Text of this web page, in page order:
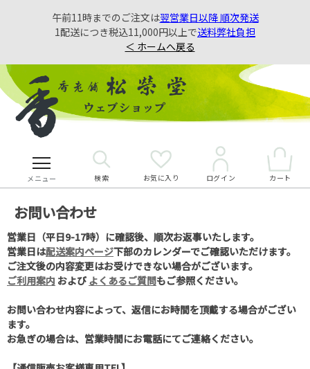
午前11時までのご注文は翌営業日以降 順次発送
1配送につき税込11,000円以上で送料弊社負担
＜ ホームへ戻る
メニュー 検索 お気に入り ログイン カート
お問い合わせ
営業日（平日9-17時）に確認後、順次お返事いたします。
営業日は配送案内ページ下部のカレンダーでご確認いただけます。
ご注文後の内容変更はお受けできない場合がございます。
ご利用案内 および よくあるご質問もご参照ください。
お問い合わせ内容によって、返信にお時間を頂戴する場合がござい
ます。
お急ぎの場合は、営業時間にお電話にてご連絡ください。